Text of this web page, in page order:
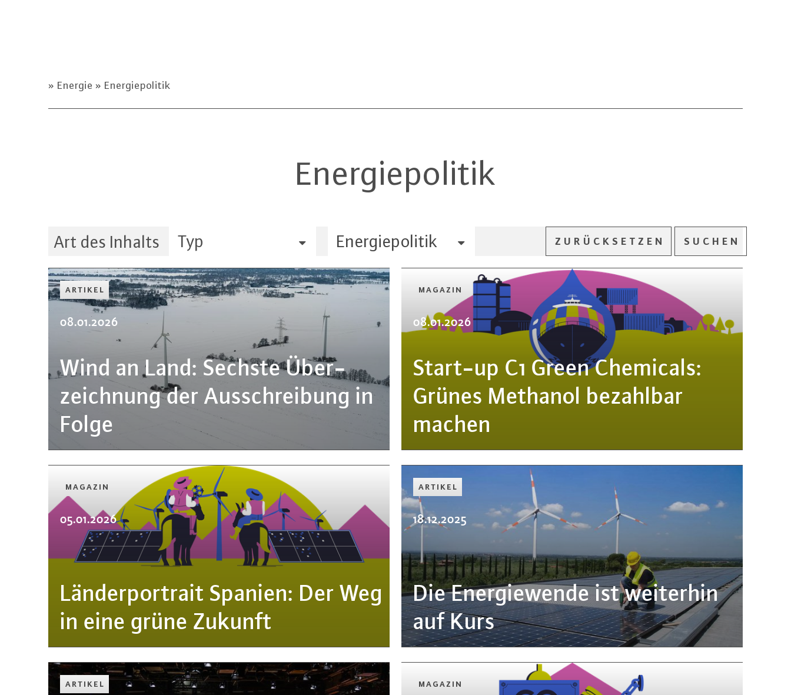
Energie Energiepolitik
Energiepolitik
Art des Inhalts Typ Energiepolitik ZURÜCKSETZEN SUCHEN
ARTIKEL
08.01.2026
Wind an Land: Sechste Über­
zeich­nung der Aus­schrei­bung in
Folge
MAGAZIN
08.01.2026
Start-up C1 Green Chemicals:
Grünes Methanol bezahlbar
machen
MAGAZIN
05.01.2026
Län­der­por­trait Spanien: Der Weg
in eine grüne Zukunft
ARTIKEL
18.12.2025
Die En­er­gie­wen­de ist weiterhin
auf Kurs
ARTIKEL MAGAZIN